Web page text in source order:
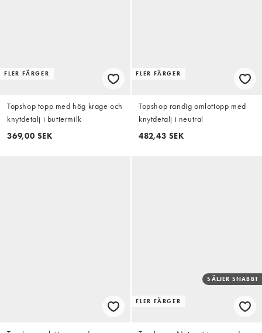
FLER FÄRGER
Topshop topp med hög krage och
knytdetalj i buttermilk
369,00 SEK
FLER FÄRGER
Topshop randig omlottopp med
knytdetalj i neutral
482,43 SEK
FLER FÄRGER
SÄLJER SNABBT